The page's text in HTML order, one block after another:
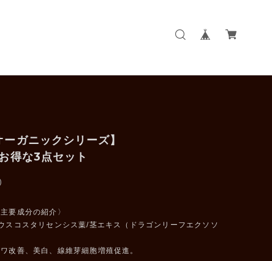
オーガニックシリーズ】
得な3点セット
要成分の紹介〉
スコスタリセンシス葉/茎エキス（ドラゴンリーフエクソソ
改善、美白、線維芽細胞増殖促進。